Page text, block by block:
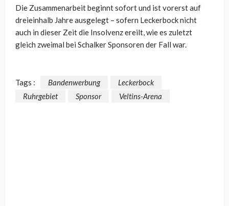
Die Zusammenarbeit beginnt sofort und ist vorerst auf
dreieinhalb Jahre ausgelegt – sofern Leckerbock nicht
auch in dieser Zeit die Insolvenz ereilt, wie es zuletzt
gleich zweimal bei Schalker Sponsoren der Fall war.
Tags : Bandenwerbung
Leckerbock
Ruhrgebiet
Sponsor Veltins-Arena